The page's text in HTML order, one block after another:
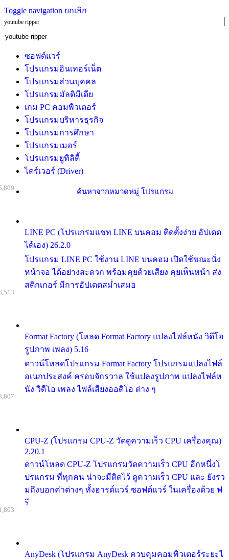
Toggle navigation ยกเลิก
youtube ripper
ซอฟต์แวร์
โปรแกรมอินเทอร์เน็ต
โปรแกรมส่วนบุคคล
โปรแกรมมัลติมีเดีย
เกม PC คอมพิวเตอร์
โปรแกรมบริหารธุรกิจ
โปรแกรมการศึกษา
โปรแกรมเมอร์
โปรแกรมยูทิลิตี้
ไดร์เวอร์ (Driver)
ค้นหาจากหมวดหมู่ โปรแกรม
LINE PC (โปรแกรมแชท LINE บนคอม ติดตั้งง่าย อัปเดต
ได้เอง) 26.2.0
โปรแกรม LINE PC ใช้งาน LINE บนคอม เปิดใช้ขณะนั่ง
หน้าจอ ได้อย่างสะดวก พร้อมคุยด้วยเสียง คุยเห็นหน้า ส่ง
สติกเกอร์ มีการอัปเดตสม่ำเสมอ
Format Factory (โหลด Format Factory แปลงไฟล์หนัง วิดีโอ
รูปภาพ เพลง) 5.16
ดาวน์โหลดโปรแกรม Format Factory โปรแกรมแปลงไฟล์
อเนกประสงค์ ครอบจักรวาล ใช้แปลงรูปภาพ แปลงไฟล์ห
นัง วิดีโอ เพลง ไฟล์เสียงออดิโอ ต่าง ๆ
CPU-Z (โปรแกรม CPU-Z วัดดูความเร็ว CPU เครื่องคุณ)
2.20.1
ดาวน์โหลด CPU-Z โปรแกรมวัดความเร็ว CPU อีกหนึ่งโ
ปรแกรม ที่ทุกคน น่าจะมีติดไว้ ดูความเร็ว CPU และ ยังรว
มถึงบอกค่าต่างๆ ทั้งฮารด์แวร์ ซอฟต์แวร์ ในเครื่องด้วย ฟ
รี
AnyDesk (โปรแกรม AnyDesk ควบคุมคอมพิวเตอร์ระยะไ